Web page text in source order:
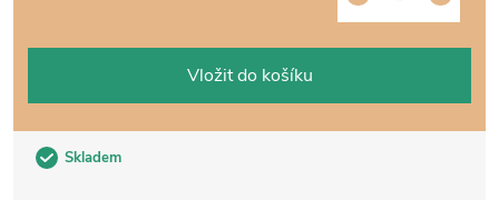
Skladem
Vložit do košíku